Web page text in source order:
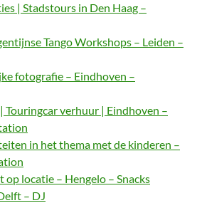
| Stadstours in Den Haag –
Tango Workshops – Leiden –
fotografie – Eindhoven –
Touringcar verhuur | Eindhoven –
in het thema met de kinderen –
op locatie – Hengelo – Snacks
– DJ